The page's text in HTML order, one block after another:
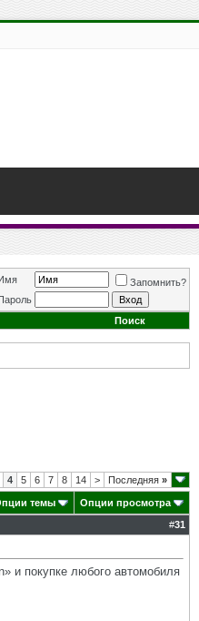
Запомнить?
Поиск
4 5 6 7 8 14 > Последняя »
темы
Опции просмотра
#31
и покупке любого автомобиля